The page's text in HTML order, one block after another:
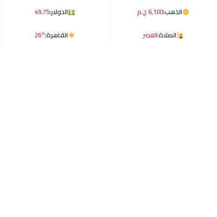
الذهب:6,100 ج.م الدولار:49.75
الصلاة:العصر القاهرة:26°